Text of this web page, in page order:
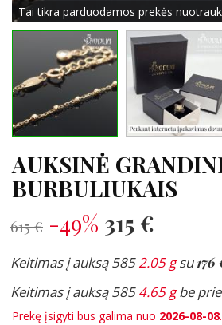
Tai tikra parduodamos prekės
AUKSINĖ
BURBULIUKAIS
615 € -49% 315 €
Keitimas į auksą 5852.05 gsu176
Keitimas į auksą 5854.65 gbe
Prekę įsigyti bus galima nuo 2026-08-08.